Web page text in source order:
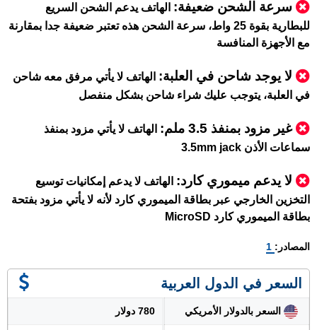
سرعة الشحن ضعيفة: الهاتف يدعم الشحن السريع
للبطارية بقوة 25 واط، سرعة الشحن هذه تعتبر ضعيفة جدا بمقارنة
مع الأجهزة المنافسة
لا يوجد شاحن في العلبة: الهاتف لا يأتي مرفق معه شاحن
في العلبة، يتوجب عليك شراء شاحن بشكل منفصل
غير مزود بمنفذ 3.5 ملم:
الهاتف لا يأتي مزود بمنفذ
سماعات الأذن 3.5mm jack
لا يدعم ميموري كارد: الهاتف لا يدعم إمكانيات توسيع
التخزين الخارجي عبر بطاقة الميموري كارد لأنه لا يأتي مزود بفتحة
بطاقة الميموري كارد MicroSD
المصادر: 1
السعر في الدول العربية
السعر بالدولار الأمريكي 780 دولار